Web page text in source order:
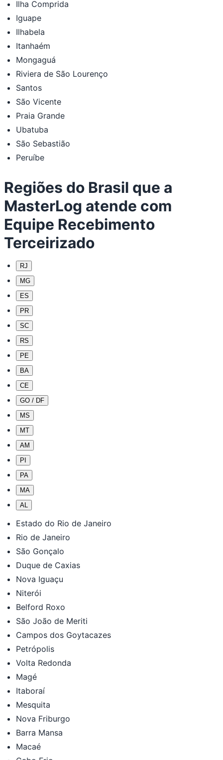
Ilha Comprida
Iguape
Ilhabela
Itanhaém
Mongaguá
Riviera de São Lourenço
Santos
São Vicente
Praia Grande
Ubatuba
São Sebastião
Peruíbe
Regiões do Brasil que a
MasterLog atende com
Equipe Recebimento
Terceirizado
RJ
MG
ES
PR
SC
RS
PE
BA
CE
GO / DF
MS
MT
AM
PI
PA
MA
AL
Estado do Rio de Janeiro
Rio de Janeiro
São Gonçalo
Duque de Caxias
Nova Iguaçu
Niterói
Belford Roxo
São João de Meriti
Campos dos Goytacazes
Petrópolis
Volta Redonda
Magé
Itaboraí
Mesquita
Nova Friburgo
Barra Mansa
Macaé